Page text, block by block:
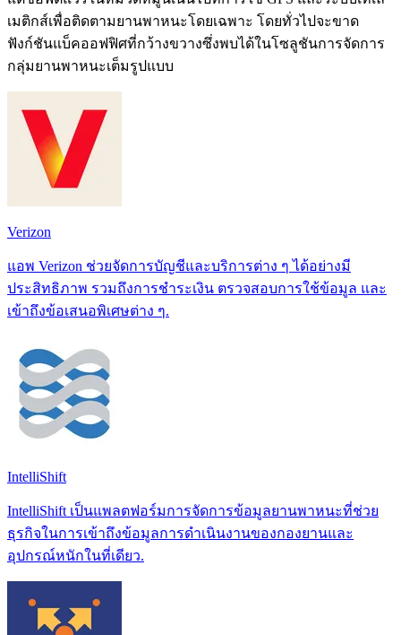
เมติกส์เพื่อติดตามยานพาหนะโดยเฉพาะ โดยทั่วไปจะขาด
ฟังก์ชันแบ็คออฟฟิศที่กว้างขวางซึ่งพบได้ในโซลูชันการจัดการ
กลุ่มยานพาหนะเต็มรูปแบบ
Verizon
แอพ Verizon ช่วยจัดการบัญชีและบริการต่าง ๆ ได้อย่างมี
ประสิทธิภาพ รวมถึงการชำระเงิน ตรวจสอบการใช้ข้อมูล และ
เข้าถึงข้อเสนอพิเศษต่าง ๆ.
IntelliShift
IntelliShift เป็นแพลตฟอร์มการจัดการข้อมูลยานพาหนะที่ช่วย
ธุรกิจในการเข้าถึงข้อมูลการดำเนินงานของกองยานและ
อุปกรณ์หนักในที่เดียว.